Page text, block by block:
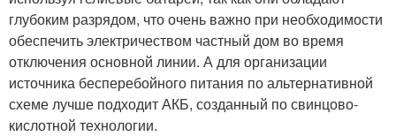
глубоким разрядом, что очень важно при необходимости
обеспечить электричеством частный дом во время
отключения основной линии. А для организации
источника бесперебойного питания по альтернативной
схеме лучше подходит АКБ, созданный по свинцово-
кислотной технологии.